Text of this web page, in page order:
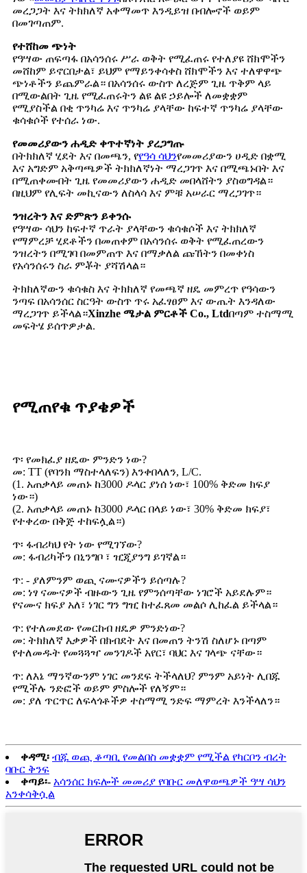
መረጋጋት እና ትክክለኛ አቀማመጥ እንዲይዝ በብሎኖች ወይም
በመገጣጠም.
የተሸከመ ጭነት
የዓሣው ጠፍጣፋ በአሳንሰሩ ሥራ ወቅት የሚፈጠሩ የተለያዩ ሸክሞችን
መሸከም ይኖርበታል፣ ይህም የማይንቀሳቀስ ሸክሞችን እና ተለዋዋጭ
ጭነቶችን ይጨምራል። በአሳንሰሩ ውስጥ ለረጅም ጊዜ ጥቅም ላይ
በሚውልበት ጊዜ የሚፈጠሩትን ልዩ ልዩ ኃይሎች ለመቋቋም
የሚያስችል በቂ ጥንካሬ እና ጥንካሬ ያላቸው ከፍተኛ ጥንካሬ ያላቸው
ቁሳቁሶች የተሰራ ነው.
የመመሪያውን ሐዲድ ቀጥተኛነት ያረጋግጡ
በትክክለኛ ሂደት እና በመጫን, የየዓሳ ሳህንየመመሪያውን ሀዲድ በቋሚ
እና አግድም አቅጣጫዎች ትክክለኛነት ማረጋገጥ እና በሚጫኑበት እና
በሚጠቀሙበት ጊዜ የመመሪያውን ሐዲድ መበላሸትን ያስወግዳል።
በዚህም የሊፍት መኪናውን ለስላሳ እና ምቹ አሠራር ማረጋገጥ።
ንዝረትን እና ድምጽን ይቀንሱ
የዓሣው ሳህን ከፍተኛ ጥራት ያላቸውን ቁሳቁሶች እና ትክክለኛ
የማምረቻ ሂደቶችን በመጠቀም በአሳንሰሩ ወቅት የሚፈጠረውን
ንዝረትን በሚገባ በመምጠጥ እና በማቃለል ጩኸትን በመቀነስ
የአሳንሰሩን ስራ ምቾት ያሻሽላል።
ትክክለኛውን ቁሳቁስ እና ትክክለኛ የመጫኛ ዘዴ መምረጥ የዓሳውን
ንጣፍ በአሳንሰር ስርዓት ውስጥ ጥሩ አፈፃፀም እና ውጤት እንዳለው
ማረጋገጥ ይችላል።Xinzhe ሜታል ምርቶች Co., Ltdበጣም ተስማሚ
መፍትሄ ይሰጥዎታል.
የሚጠየቁ ጥያቄዎች
ጥ፡ የመክፈያ ዘዴው ምንድን ነው?
መ: TT (የባንክ ማስተላለፍን) እንቀበላለን, L/C.
(1. አጠቃላይ መጠኑ ከ3000 ዶላር ያነሰ ነው፣ 100% ቅድመ ክፍያ
ነው።)
(2. አጠቃላይ መጠኑ ከ3000 ዶላር በላይ ነው፣ 30% ቅድመ ክፍያ፣
የተቀረው በቅጅ ተከፍሏል።)
ጥ፡ ፋብሪካህ የት ነው የሚገኘው?
መ: ፋብሪካችን በኒንግቦ ፣ ዢጂያንግ ይገኛል።
ጥ: - ያለምንም ወጪ ናሙናዎችን ይሰጣሉ?
መ: ነፃ ናሙናዎች ብዙውን ጊዜ የምንሰጣቸው ነገሮች አይደሉም።
የናሙና ክፍያ አለ፣ ነገር ግን ግዢ ከተፈጸመ መልሶ ሊከፈል ይችላል።
ጥ: የተለመደው የመርከብ ዘዴዎ ምንድነው?
መ: ትክክለኛ እቃዎች በክብደት እና በመጠን ትንሽ ስለሆኑ በጣም
የተለመዱት የመጓጓዣ መንገዶች አየር፣ ባህር እና ገላጭ ናቸው።
ጥ: ለእኔ ማንኛውንም ነገር መንደፍ ትችላለህ? ምንም አይነት ሊበጁ
የሚችሉ ንድፎች ወይም ምስሎች የለኝም።
መ: ያለ ጥርጥር ለፍላጎቶችዎ ተስማሚ ንድፍ ማምረት እንችላለን።
ቀዳሚ፡ ብጁ ወጪ ቆጣቢ የመልበስ መቋቋም የሚችል የካርቦን ብረት
ባቡር ቅንፍ
ቀጣይ፡- አሳንሰር ክፍሎች መመሪያ የባቡር መለዋወጫዎች ዓሣ ሳህን
አንቀሳቅሷል